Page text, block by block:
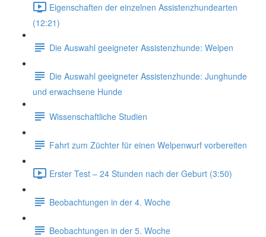
Eigenschaften der einzelnen Assistenzhundearten
(12:21)
Die Auswahl geeigneter Assistenzhunde: Welpen
Die Auswahl geeigneter Assistenzhunde: Junghunde
und erwachsene Hunde
Wissenschaftliche Studien
Fahrt zum Züchter für einen Welpenwurf vorbereiten
Erster Test – 24 Stunden nach der Geburt (3:50)
Beobachtungen in der 4. Woche
Beobachtungen in der 5. Woche